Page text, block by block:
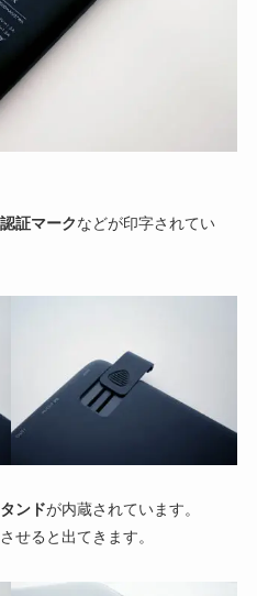
証マークなどが印字されてい
ンドが内蔵されています。
せると出てきます。